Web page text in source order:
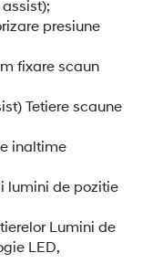
presiune
fixare scaun
Tetiere scaune
inaltime
lumini de pozitie
Lumini de
LED,